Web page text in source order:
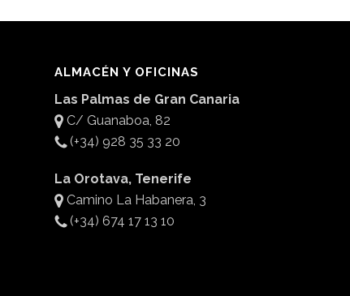
ALMACÉN Y OFICINAS
Las Palmas de Gran Canaria
C/ Guanaboa, 82
(+34) 928 35 33 20
La Orotava, Tenerife
Camino La Habanera, 3
(+34) 674 17 13 10